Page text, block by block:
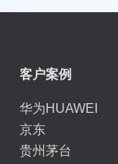
客户案例
华为HUAWEI
京东
贵州茅台